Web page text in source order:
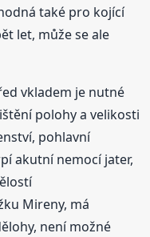
také pro kojící
let, může se ale
vkladem je nutné
polohy a velikosti
pohlavní
akutní nemocí jater,
Mireny, má
není možné